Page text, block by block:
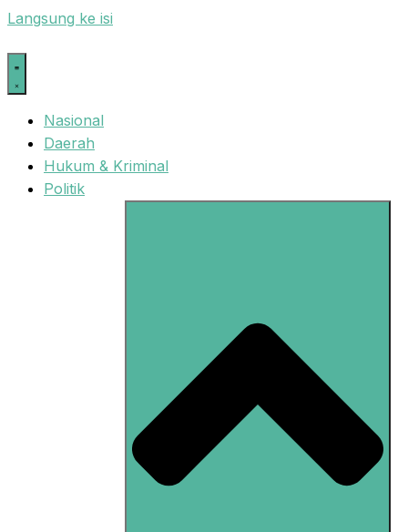
Langsung ke isi
Nasional
Daerah
Hukum & Kriminal
Politik